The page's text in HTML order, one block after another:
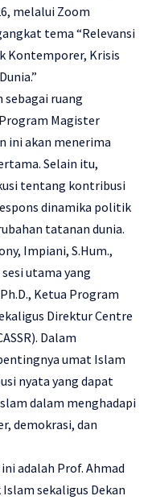
melalui Zoom
tema “Relevansi
Kontemporer, Krisis
ruang
Magister
ini akan menerima
Selain itu,
tentang kontribusi
dinamika politik
tatanan dunia.
Impiani, S.Hum.,
utama yang
Ketua Program
Direktur Centre
Dalam
umat Islam
nyata yang dapat
dalam menghadapi
demokrasi, dan
adalah Prof. Ahmad
sekaligus Dekan